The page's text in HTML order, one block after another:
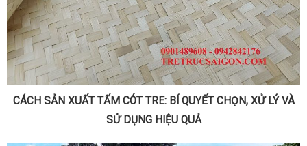
CÁCH SẢN XUẤT TẤM CÓT TRE: BÍ QUYẾT CHỌN, XỬ LÝ VÀ
SỬ DỤNG HIỆU QUẢ